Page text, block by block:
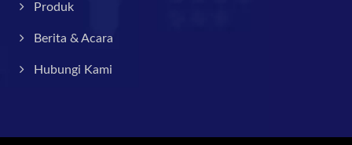
Produk
Berita & Acara
Hubungi Kami